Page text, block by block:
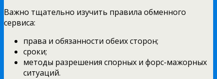
Важно тщательно изучить правила обменного
сервиса:
права и обязанности обеих сторон;
сроки;
методы разрешения спорных и форс-мажорных
ситуаций.